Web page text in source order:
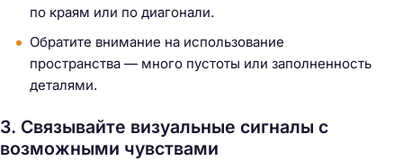
по краям или по диагонали.
Обратите внимание на использование
пространства — много пустоты или заполненность
деталями.
3. Связывайте визуальные сигналы с
возможными чувствами